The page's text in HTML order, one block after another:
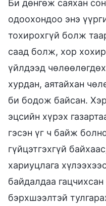
Би дөнгөж саяхан
одоохондоо энэ
тохирохгүй болж
саад болж, хор
үйлдээд
хурдан, аятайхан
би бодож байсан.
эцсийн хүрэх
гэсэн үг ч байж
гүйцэтгэхгүй
хариуцлага
байдалдаа
бэрхшээлтэй